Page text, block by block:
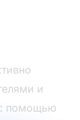
и
помощью